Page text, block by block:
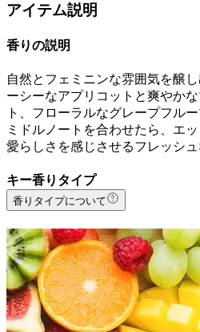
アイテム説明
香りの説明
自然とフェミニンな雰囲気を醸
ーシーなアプリコットと爽やか
ト、フローラルなグレープフル
ミドルノートを合わせたら、エ
愛らしさを感じさせるフレッシュ
キー香りタイプ
香りタイプについて